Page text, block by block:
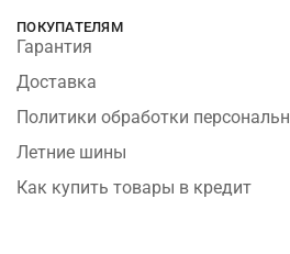
ПОКУПАТЕЛЯМ
Гарантия
Доставка
Политики обработки
Летние шины
Как купить товары в кредит